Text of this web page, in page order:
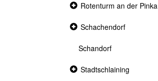
Collapsed
Rotenturm an der Pinka
Collapsed
Schachendorf
Schandorf
Collapsed
Stadtschlaining